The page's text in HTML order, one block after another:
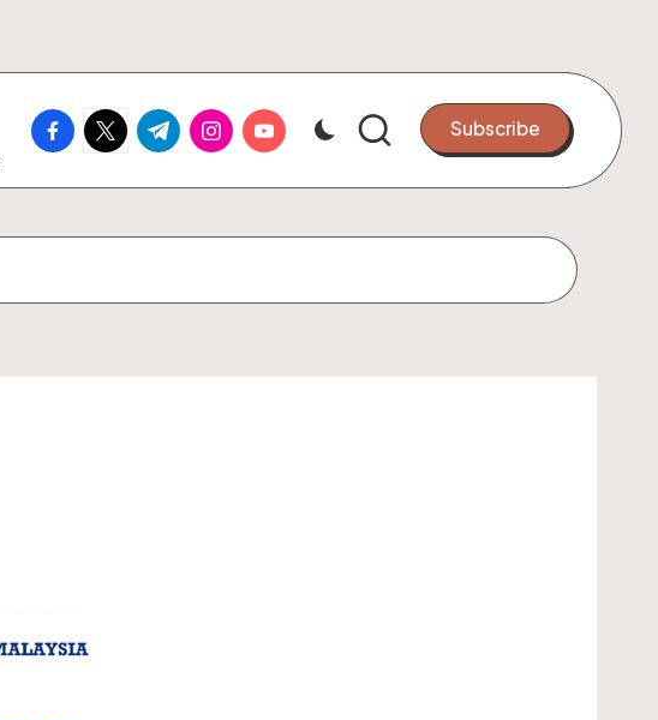
facebook.com
twitter.com
t.me instagram.com
youtube.com Subscribe